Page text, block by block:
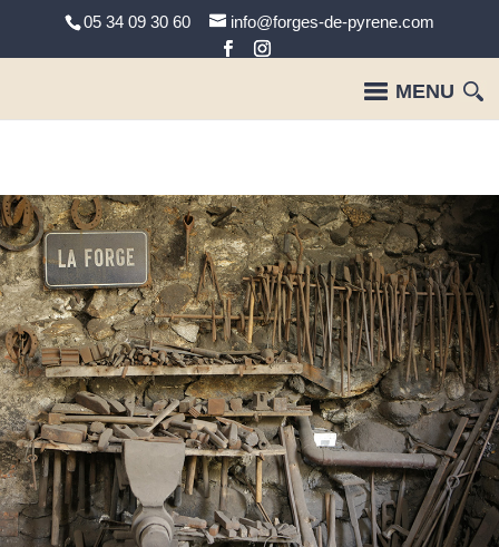
05 34 09 30 60 info@forges-de-pyrene.com